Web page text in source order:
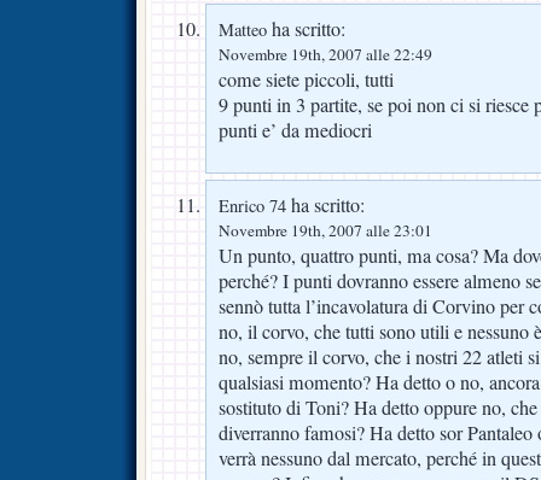
Matteo ha scritto:
Novembre 19th, 2007 alle 22:49
come siete piccoli, tutti
9 punti in 3 partite, se poi non ci si riesce
punti e’ da mediocri
Enrico 74 ha scritto:
Novembre 19th, 2007 alle 23:01
Un punto, quattro punti, ma cosa? Ma
perché? I punti dovranno essere almeno
sennò tutta l’incavolatura di Corvino per
no, il corvo, che tutti sono utili e nessuno
no, sempre il corvo, che i nostri 22 atleti
qualsiasi momento? Ha detto o no,
sostituto di Toni? Ha detto oppure no,
diverranno famosi? Ha detto sor
verrà nessuno dal mercato, perché in